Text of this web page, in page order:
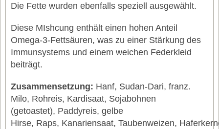
Die Fette wurden ebenfalls speziell ausgewählt.
Diese MIshcung enthält einen hohen Anteil
Omega-3-Fettsäuren, was zu einer Stärkung des
Immunsystems und einem weichen Federkleid
beiträgt.
Zusammensetzung: Hanf, Sudan-Dari, franz.
Milo, Rohreis, Kardisaat, Sojabohnen
(getoastet), Paddyreis, gelbe
Hirse, Raps, Kanariensaat, Taubenweizen,